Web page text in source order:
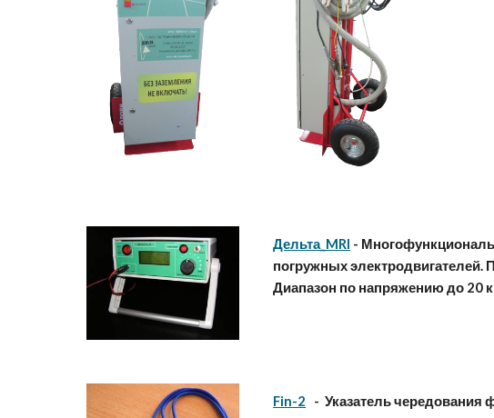
Дельта_MRI -
погружных электродвигателей.
Диапазон по напряжению до 20
Fin-2 - Указатель чередования